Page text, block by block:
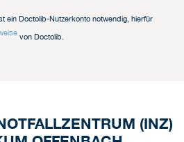
ein Doctolib-Nutzerkonto notwendig, hierfür
von Doctolib.
(INZ)